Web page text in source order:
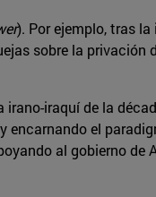
). Por ejemplo, tras
sobre la privación
iraquí de la
encarnando el
al gobierno